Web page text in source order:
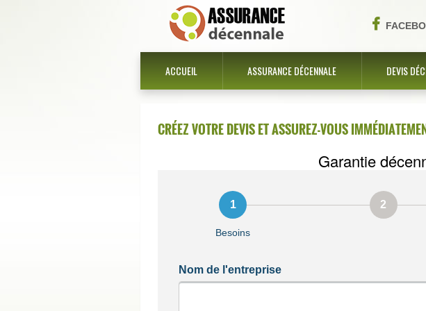
ACCUEIL ASSURANCE DÉCENNALE DEVIS
CRÉEZ VOTRE DEVIS ET ASSUREZ-VOUS